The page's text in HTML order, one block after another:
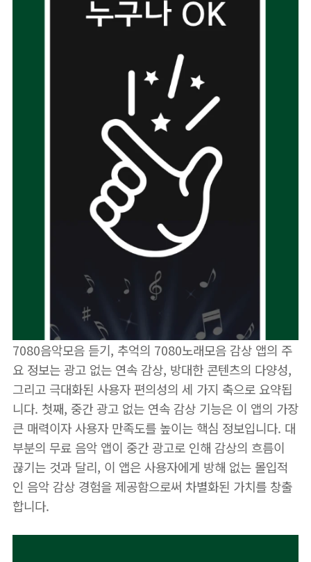
7080음악모음 듣기, 추억의 7080노래모음 감상 앱의 주
요 정보는 광고 없는 연속 감상, 방대한 콘텐츠의 다양성,
그리고 극대화된 사용자 편의성의 세 가지 축으로 요약됩
니다. 첫째, 중간 광고 없는 연속 감상 기능은 이 앱의 가장
큰 매력이자 사용자 만족도를 높이는 핵심 정보입니다. 대
부분의 무료 음악 앱이 중간 광고로 인해 감상의 흐름이
끊기는 것과 달리, 이 앱은 사용자에게 방해 없는 몰입적
인 음악 감상 경험을 제공함으로써 차별화된 가치를 창출
합니다.